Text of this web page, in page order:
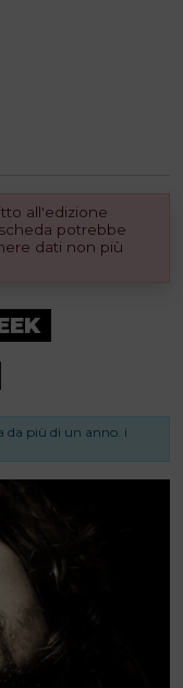
all'edizione
potrebbe
dati non più
da più di un anno. i